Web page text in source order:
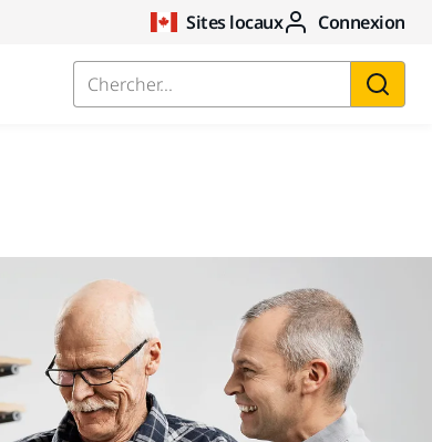
Sites locaux Connexion
Chercher...